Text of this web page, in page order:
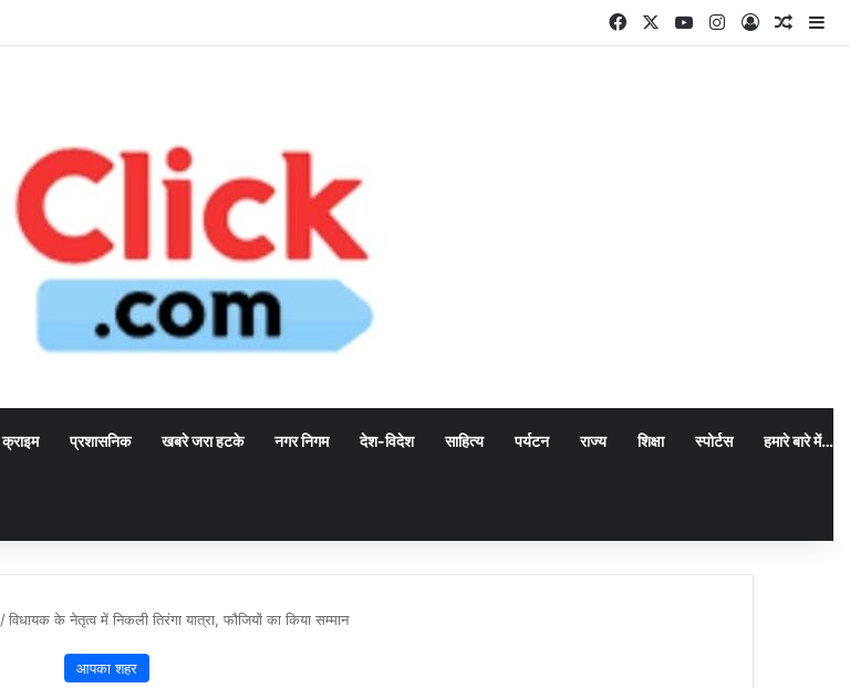
FacebookYouTubeInstagram
Log In
क्राइम प्रशासनिक खबरे जरा हटके नगर निगम देश-विदेश साहित्य पर्यटन राज्य शिक्षा स्पोर्टस हमारे बारे में…
/ विधायक के नेतृत्व में निकली तिरंगा यात्रा, फौजियों का किया सम्मान
आपका शहर